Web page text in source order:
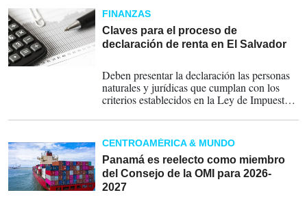
más acertadas, señala ManpowerGroup.
FINANZAS
Claves para el proceso de
declaración de renta en El Salvador
Deben presentar la declaración las personas
naturales y jurídicas que cumplan con los
criterios establecidos en la Ley de Impuesto
ingresos superiores a los montos definidos o
tengan impuesto a pagar, aunque también
existen casos específicos en los que no aplica
esta obligación.
CENTROAMÉRICA & MUNDO
Panamá es reelecto como miembro
del Consejo de la OMI para 2026-
2027